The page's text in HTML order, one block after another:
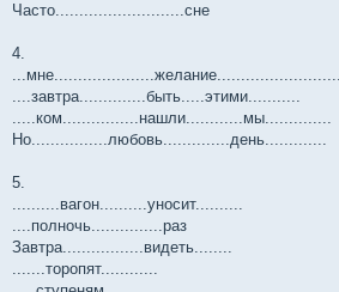
Часто...........................сне
4.
....завтра..............быть.....этими...........
.....ком................нашли............мы..............
Но................любовь..............день.............
5.
..........вагон..........уносит..........
....полночь...............раз
Завтра.................видеть........
.......торопят............